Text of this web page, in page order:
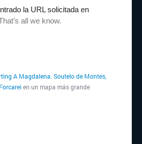
A Magdalena. Soutelo de Montes,
en un mapa más grande